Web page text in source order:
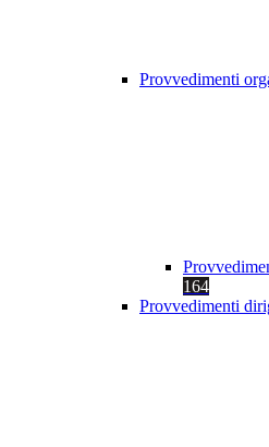
Provvedimenti
164
Provvedimenti